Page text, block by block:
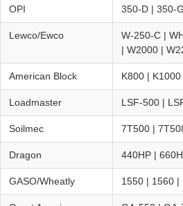
OPI 350-D | 350-
Lewco/Ewco
W-250-C |
| W2000 |
American Block K800 |
Loadmaster LSF-500 |
Soilmec 7T500 |
Dragon 440HP |
GASO/Wheatly 1550 | 1560 |